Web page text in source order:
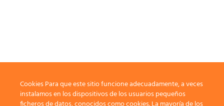
Cookies Para que este sitio funcione adecuadamente, a veces
instalamos en los dispositivos de los usuarios pequeños